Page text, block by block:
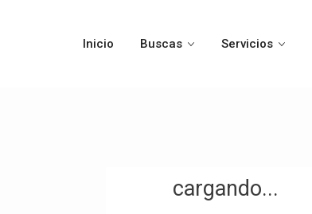
Inicio Buscas Servicios
cargando...